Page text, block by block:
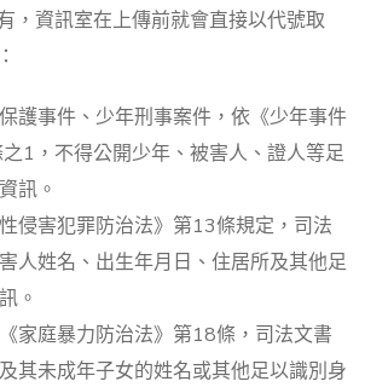
，資訊室在上傳前就會直接以代號取
保護事件、少年刑事案件，依《少年事件
1，不得公開少年、被害人、證人等足
訊。
性侵害犯罪防治法》第13條規定，司法
人姓名、出生年月日、住居所及其他足
。
《家庭暴力防治法》第18條，司法文書
其未成年子女的姓名或其他足以識別身